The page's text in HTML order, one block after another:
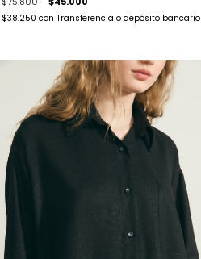
$38.250 con Transferencia o depósito bancario